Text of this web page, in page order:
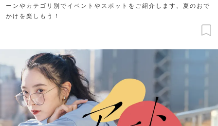
ーンやカテゴリ別でイベントやスポットをご紹介します。夏のおで
かけを楽しもう！